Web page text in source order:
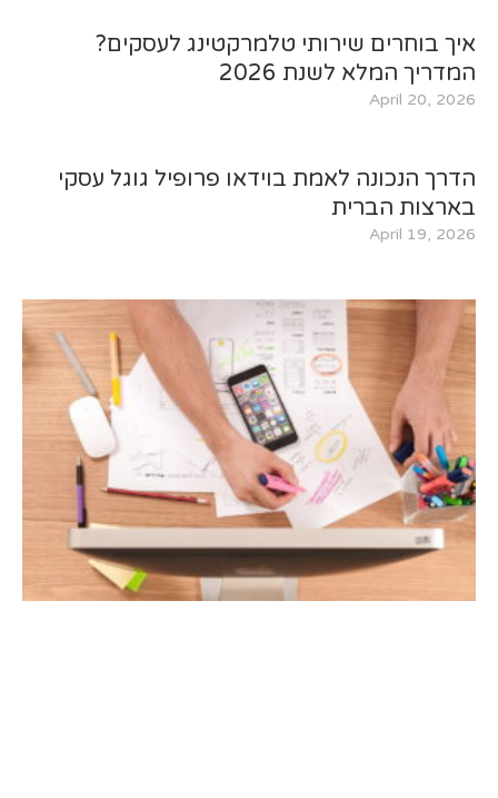
איך בוחרים שירותי טלמרקטינג לעסקים?
המדריך המלא לשנת 2026
April 20, 2026
הדרך הנכונה לאמת בוידאו פרופיל גוגל עסקי
בארצות הברית
April 19, 2026